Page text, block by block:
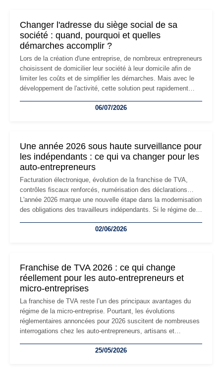
Changer l'adresse du siège social de sa
société : quand, pourquoi et quelles
démarches accomplir ?
Lors de la création d'une entreprise, de nombreux entrepreneurs
choisissent de domicilier leur société à leur domicile afin de
limiter les coûts et de simplifier les démarches. Mais avec le
développement de l'activité, cette solution peut rapidement
professionnels, recrutement, image de marque… Le
06/07/2026
Une année 2026 sous haute surveillance pour
les indépendants : ce qui va changer pour les
auto-entrepreneurs
Facturation électronique, évolution de la franchise de TVA,
contrôles fiscaux renforcés, numérisation des déclarations…
L'année 2026 marque une nouvelle étape dans la modernisation
des obligations des travailleurs indépendants. Si le régime de
les auto-entrepreneurs devront s'adapter à un environnement
02/06/2026
Franchise de TVA 2026 : ce qui change
réellement pour les auto-entrepreneurs et
micro-entreprises
La franchise de TVA reste l’un des principaux avantages du
régime de la micro-entreprise. Pourtant, les évolutions
réglementaires annoncées pour 2026 suscitent de nombreuses
interrogations chez les auto-entrepreneurs, artisans et
facturation ou risque de bascule vers la TVA : les règles
25/05/2026